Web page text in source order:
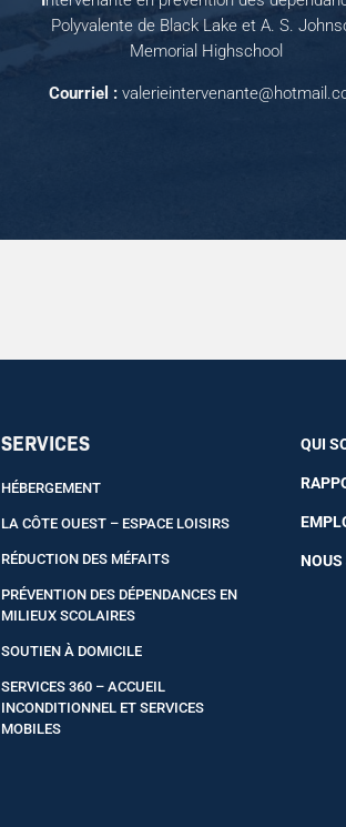
Polyvalente de Black Lake et A. S.
Memorial Highschool
Courriel :
SERVICES
HÉBERGEMENT
LA CÔTE OUEST – ESPACE LOISIRS
RÉDUCTION DES MÉFAITS
PRÉVENTION DES DÉPENDANCES EN
MILIEUX SCOLAIRES
SOUTIEN À DOMICILE
SERVICES 360 – ACCUEIL
INCONDITIONNEL ET SERVICES
MOBILES
QUI